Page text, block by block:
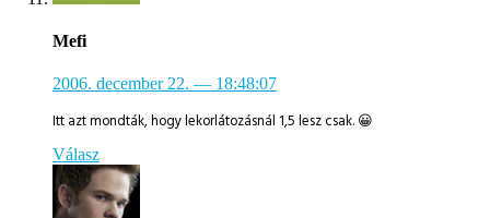
Mefi
2006. december 22. — 18:48:07
Itt azt mondták, hogy lekorlátozásnál 1,5 lesz csak. 😀
Válasz